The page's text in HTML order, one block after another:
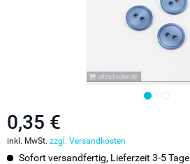
0,35 €
inkl. MwSt. zzgl. Versandkosten
Sofort versandfertig, Lieferzeit 3-5 Tage